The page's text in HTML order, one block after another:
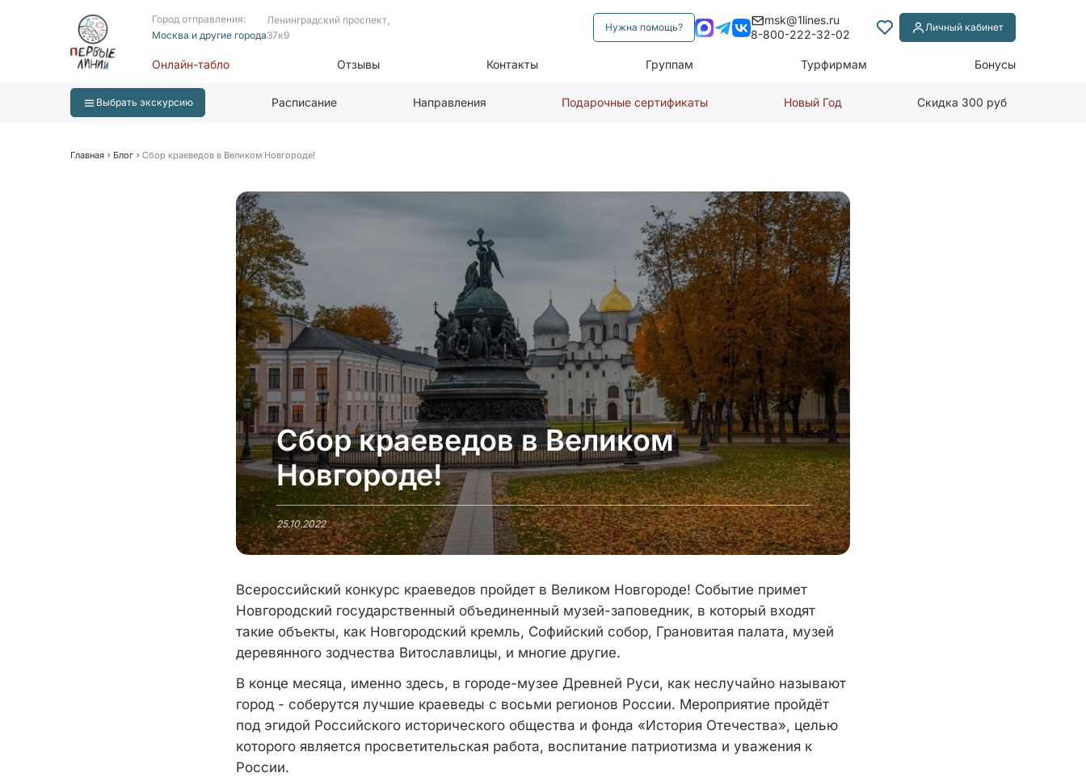
Город отправления:
Москва и другие города
Ленинградский проспект,
37к9
Нужна помощь?
msk@1lines.ru
8-800-222-32-02
Личный кабинет
Онлайн-табло Отзывы Контакты Группам Турфирмам Бонусы
Выбрать экскурсию Расписание Направления Подарочные сертификаты Новый Год Скидка 300 руб
Главная Блог Сбор краеведов в Великом Новгороде!
Сбор краеведов в Великом
Новгороде!
25.10.2022
Всероссийский конкурс краеведов пройдет в Великом Новгороде! Событие примет
Новгородский государственный объединенный музей-заповедник, в который входят
такие объекты, как Новгородский кремль, Софийский собор, Грановитая палата, музей
деревянного зодчества Витославлицы, и многие другие.
В конце месяца, именно здесь, в городе-музее Древней Руси, как неслучайно называют
город - соберутся лучшие краеведы с восьми регионов России. Мероприятие пройдёт
под эгидой Российского исторического общества и фонда «История Отечества», целью
которого является просветительская работа, воспитание патриотизма и уважения к
России.